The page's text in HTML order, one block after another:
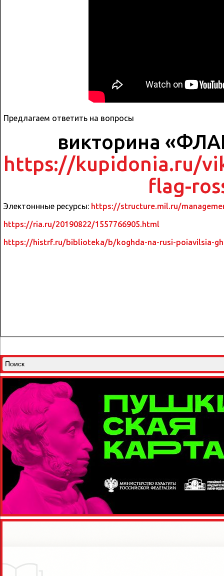
Предлагаем ответить на вопросы
викторина
https://kupidonia.ru/
flag-
Электоннные ресурсы: https://structure.mil.ru/
https://ria.ru/20190822/1557766905.html
https://histrf.ru/biblioteka/b/koghda-na-rusi-poiavilsia-